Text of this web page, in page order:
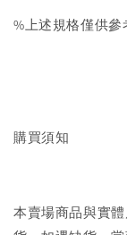
%上述規格僅供
購買須知
本賣場商品與實